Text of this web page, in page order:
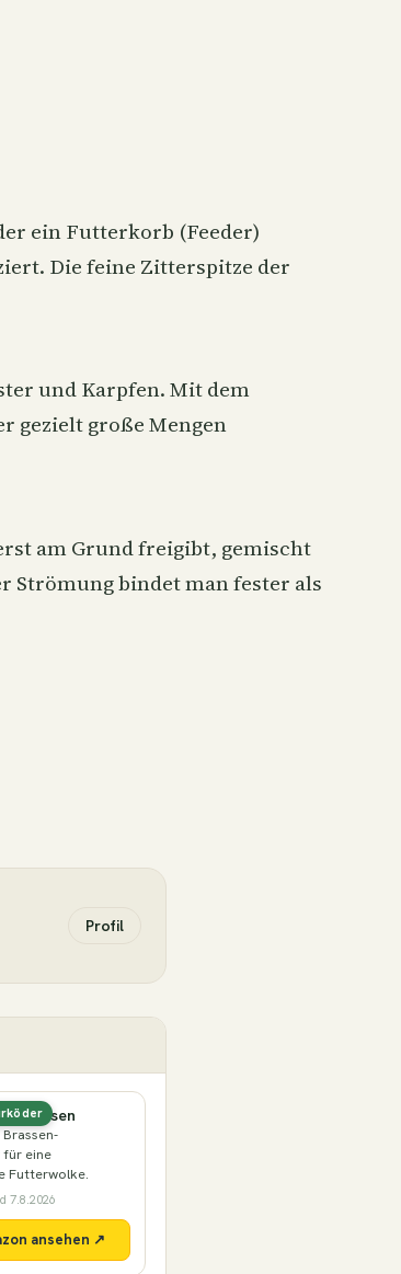
ein Futterkorb (Feeder)
Die feine Zitterspitze der
und Karpfen. Mit dem
gezielt große Mengen
am Grund freigibt, gemischt
Strömung bindet man fester als
Profil
Brassen
eine
Futterwolke.
7.8.2026
ansehen ↗